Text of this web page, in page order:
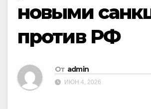
новыми
против РФ
От admin
ИЮН 4, 2026